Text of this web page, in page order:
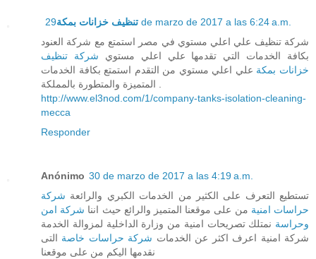
تنظيف خزانات بمكة 29 de marzo de 2017 a las 6:24 a.m.
شركة تنظيف علي اعلي مستوي في مصر استمتع مع شركة العنود
بكافة الخدمات التي تقدمها علي اعلي مستوي شركة تنظيف
خزانات بمكة علي اعلي مستوي من التقدم استمتع بكافة الخدمات
المتميزة والمتطورة بالمملكة .
http://www.el3nod.com/1/company-tanks-isolation-cleaning-
mecca
Responder
Anónimo 30 de marzo de 2017 a las 4:19 a.m.
تستطيع التعرف على الكثير من الخدمات الكبري والرائعة شركة
حراسات امنية من على موقعنا المتميز والرائع حيث اننا شركة امن
وحراسة نمتلك تصريحات امنية من وزارة الداخلية لمزوالة الخدمة
شركة امنية اعرف اكثر عن الخدمات شركة حراسات خاصة التى
نقدمها اليكم من على موقعنا